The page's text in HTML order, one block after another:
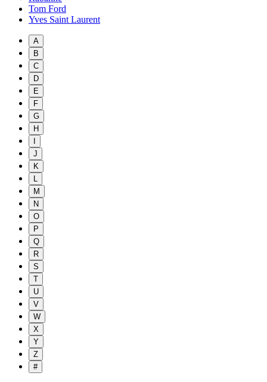
Tom Ford
Yves Saint Laurent
A
B
C
D
E
F
G
H
J
K
L
M
N
O
P
Q
R
S
T
U
V
W
X
Y
Z
#